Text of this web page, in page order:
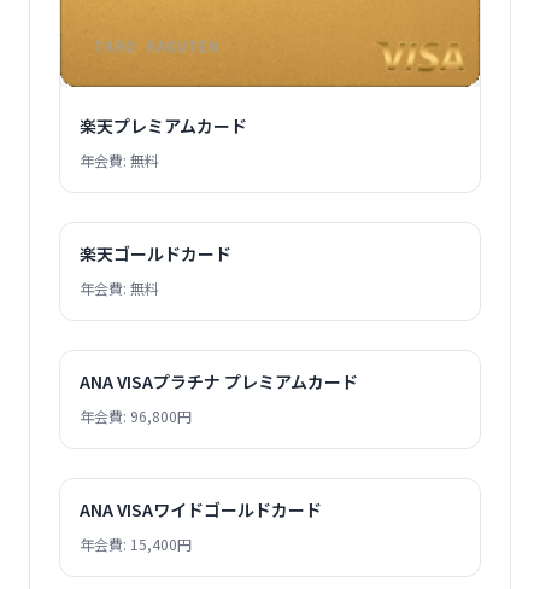
楽天プレミアムカード
年会費: 無料
楽天ゴールドカード
年会費: 無料
ANA VISAプラチナ プレミアムカード
年会費: 96,800円
ANA VISAワイドゴールドカード
年会費: 15,400円